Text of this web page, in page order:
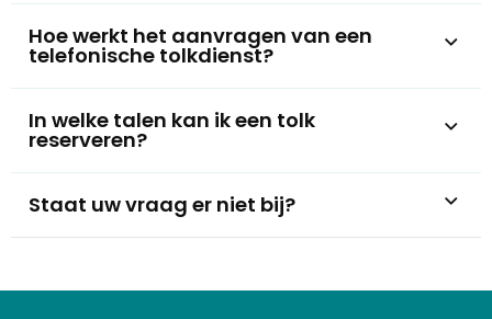
Hoe werkt het aanvragen van een
telefonische tolkdienst?
In welke talen kan ik een tolk
reserveren?
Staat uw vraag er niet bij?